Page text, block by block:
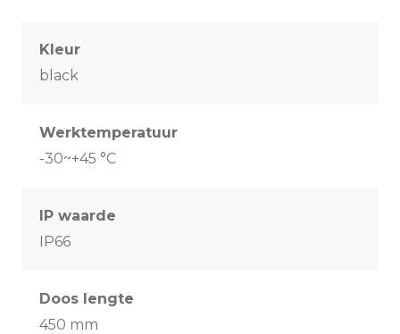
Kleur
black
Werktemperatuur
-30~+45 °C
IP waarde
IP66
Doos lengte
450 mm